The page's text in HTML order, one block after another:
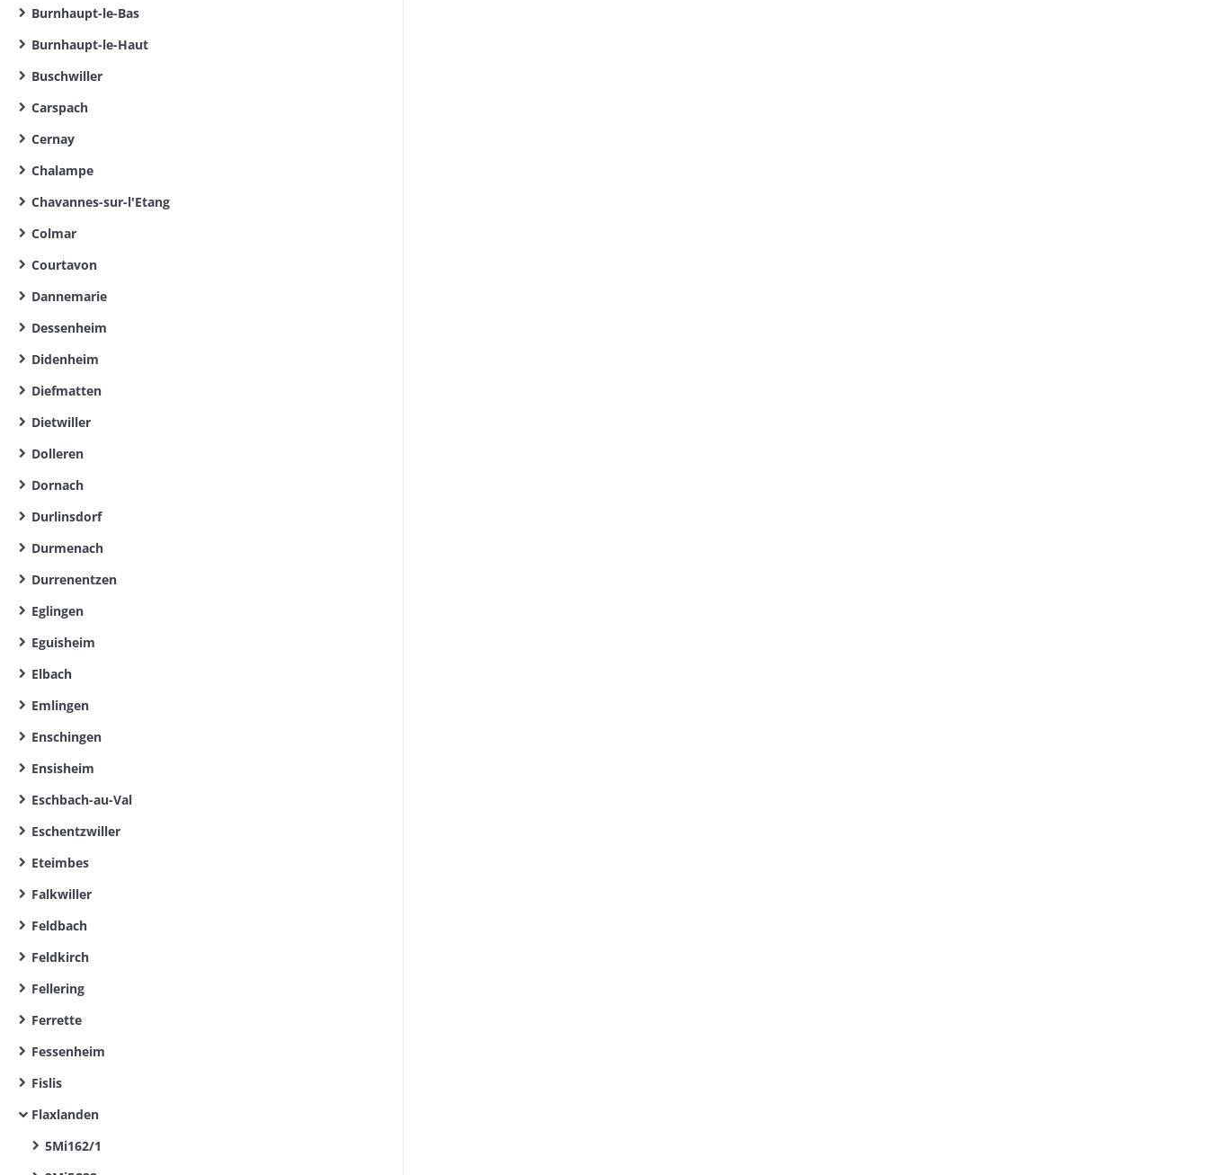
Burnhaupt-le-Bas
Burnhaupt-le-Haut
Buschwiller
Carspach
Cernay
Chalampe
Chavannes-sur-l'Etang
Colmar
Courtavon
Dannemarie
Dessenheim
Didenheim
Diefmatten
Dietwiller
Dolleren
Dornach
Durlinsdorf
Durmenach
Durrenentzen
Eglingen
Eguisheim
Elbach
Emlingen
Enschingen
Ensisheim
Eschbach-au-Val
Eschentzwiller
Eteimbes
Falkwiller
Feldbach
Feldkirch
Fellering
Ferrette
Fessenheim
Fislis
Flaxlanden
5Mi162/1